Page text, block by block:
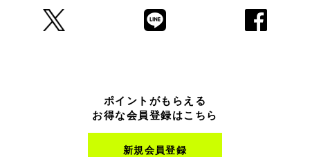
ポイントがもらえる
お得な会員登録はこちら
新規会員登録